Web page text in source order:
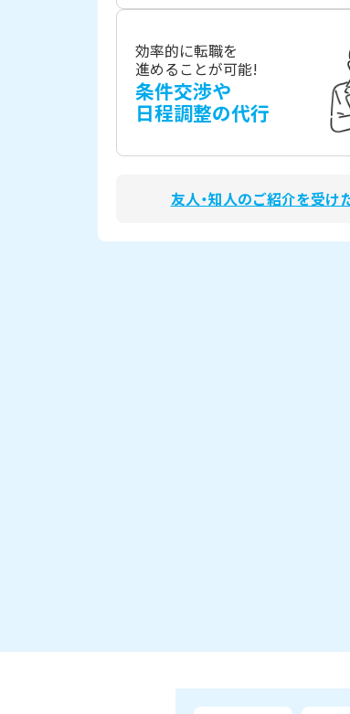
効率的に転職を
進めることが可能!
条件交渉や
日程調整の代行
友人・知人のご紹介を受け